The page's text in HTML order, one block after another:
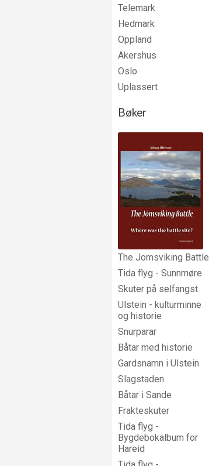
Telemark
Hedmark
Oppland
Akershus
Oslo
Uplassert
Bøker
The Jomsviking Battle
Tida flyg - Sunnmøre
Skuter på selfangst
Ulstein - kulturminne
og historie
Snurparar
Båtar med historie
Gardsnamn i Ulstein
Slagstaden
Båtar i Sande
Frakteskuter
Tida flyg -
Bygdebokalbum for
Hareid